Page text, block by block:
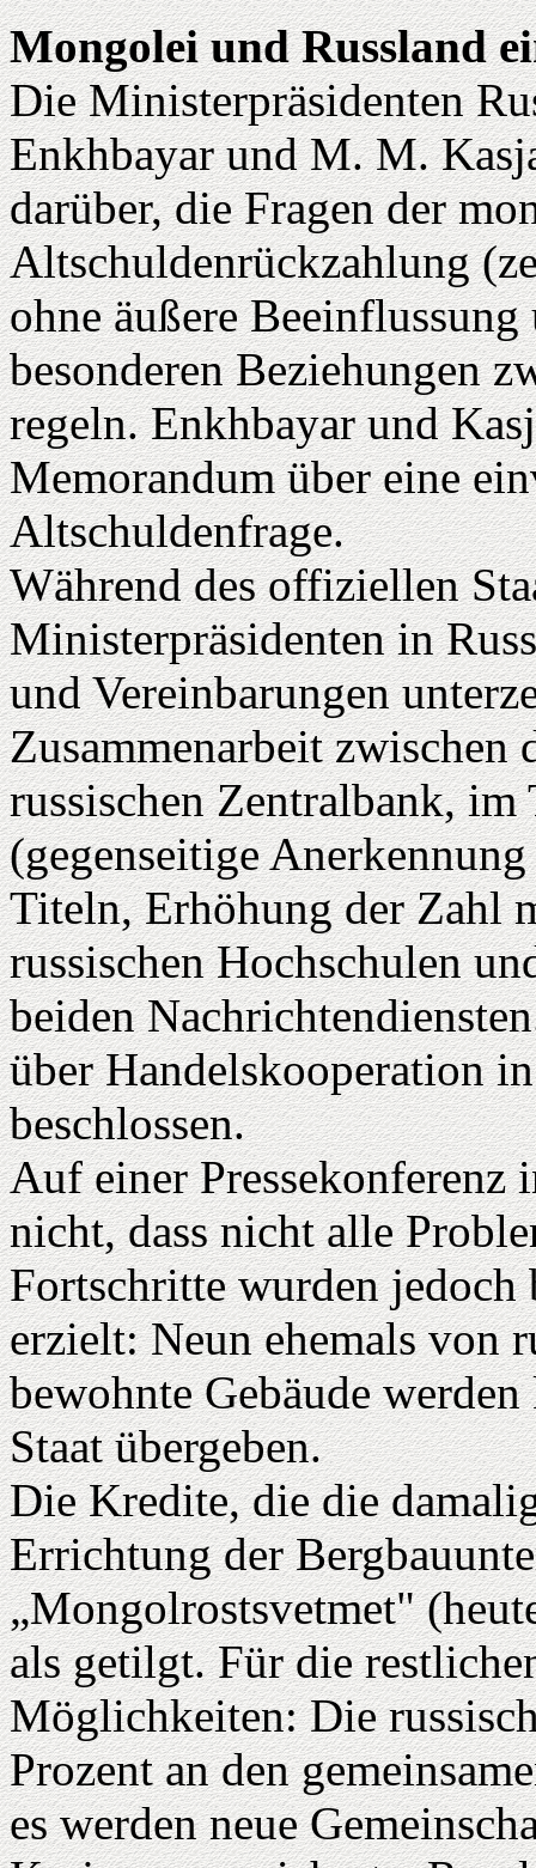
Mongolei und Russland
Die Ministerpräsidenten
Enkhbayar und M. M.
darüber, die Fragen der
Altschuldenrückzahlung
ohne äußere
besonderen Beziehungen
regeln. Enkhbayar und
Memorandum über eine
Altschuldenfrage.
Während des offiziellen
Ministerpräsidenten in
und Vereinbarungen
Zusammenarbeit
russischen Zentralbank,
(gegenseitige
Titeln, Erhöhung der Zahl
russischen Hochschulen
beiden
über Handelskooperation
beschlossen.
Auf einer Pressekonferenz
nicht, dass nicht alle
Fortschritte wurden
erzielt: Neun ehemals von
bewohnte Gebäude
Staat übergeben.
Die Kredite, die die
Errichtung der
„Mongolrostsvetmet"
als getilgt. Für die
Möglichkeiten: Die
Prozent an den
es werden neue